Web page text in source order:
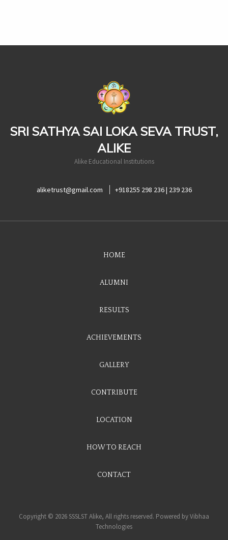
SRI SATHYA SAI LOKA SEVA TRUST,
ALIKE
Alike Educational Institutions
aliketrust@gmail.com +918255 298 236 | 239 236
HOME
ALUMNI
RESULTS
ACHIEVEMENTS
GALLERY
CONTRIBUTE
LOCATION
HOW TO REACH
CONTACT
Copyright © 2026 SSSLST Alike, All rights reserved. Powered byVibhaa
Technologies